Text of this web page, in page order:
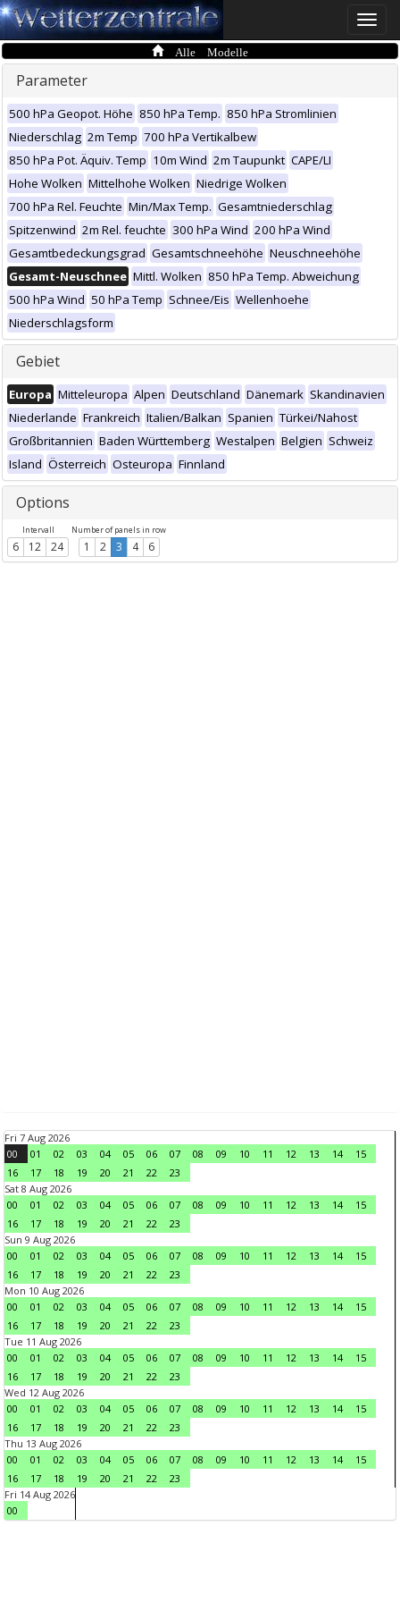
Toggle
Alle Modelle
Parameter
500 hPa Geopot. Höhe 850 hPa Temp. 850 hPa Stromlinien
Niederschlag 2m Temp 700 hPa Vertikalbew
850 hPa Pot. Äquiv. Temp 10m Wind 2m Taupunkt CAPE/LI
Hohe Wolken Mittelhohe Wolken Niedrige Wolken
700 hPa Rel. Feuchte Min/Max Temp. Gesamtniederschlag
Spitzenwind 2m Rel. feuchte 300 hPa Wind 200 hPa Wind
Gesamtbedeckungsgrad Gesamtschneehöhe Neuschneehöhe
Gesamt-Neuschnee Mittl. Wolken 850 hPa Temp. Abweichung
500 hPa Wind 50 hPa Temp Schnee/Eis Wellenhoehe
Niederschlagsform
Gebiet
Europa Mitteleuropa Alpen Deutschland Dänemark Skandinavien
Niederlande Frankreich Italien/Balkan Spanien Türkei/Nahost
Großbritannien Baden Württemberg Westalpen Belgien Schweiz
Island Österreich Osteuropa Finnland
Options
Intervall
6 12 24
Number of panels in row
1 2 3 4 6
Fri 7 Aug 2026
00
01 02 03 04 05 06 07 08 09 10 11 12 13 14
15
16
17 18 19 20 21 22
23
Sat 8 Aug 2026
00
01 02 03 04 05 06 07 08 09 10 11 12 13 14
15
16
17 18 19 20 21 22
23
Sun 9 Aug 2026
00
01 02 03 04 05 06 07 08 09 10 11 12 13 14
15
16
17 18 19 20 21 22
23
Mon 10 Aug 2026
00
01 02 03 04 05 06 07 08 09 10 11 12 13 14
15
16
17 18 19 20 21 22
23
Tue 11 Aug 2026
00
01 02 03 04 05 06 07 08 09 10 11 12 13 14
15
16
17 18 19 20 21 22
23
Wed 12 Aug 2026
00
01 02 03 04 05 06 07 08 09 10 11 12 13 14
15
16
17 18 19 20 21 22
23
Thu 13 Aug 2026
00
01 02 03 04 05 06 07 08 09 10 11 12 13 14
15
16
17 18 19 20 21 22
23
Fri 14 Aug 2026
00